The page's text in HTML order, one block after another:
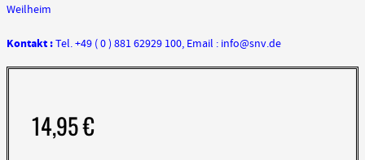
Weilheim
Kontakt :Tel. +49 ( 0 ) 881 62929 100, Email : info@snv.de
14,95€